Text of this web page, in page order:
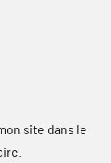
site dans le